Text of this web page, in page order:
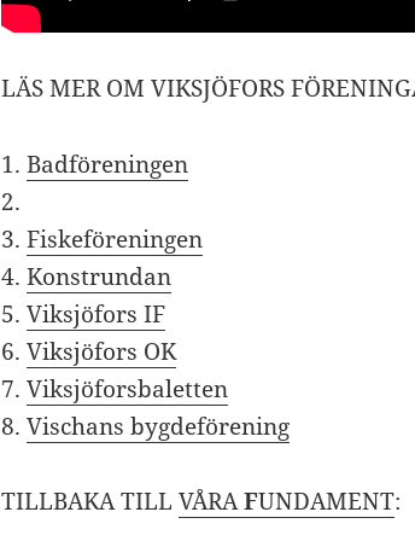
LÄS MER OM VIKSJÖFORS
1.Badföreningen
2.
3.Fiskeföreningen
4.Konstrundan
5.Viksjöfors IF
6.Viksjöfors OK
7.Viksjöforsbaletten
8.Vischans bygdeförening
TILLBAKA TILLVÅRAFUNDAMENT: